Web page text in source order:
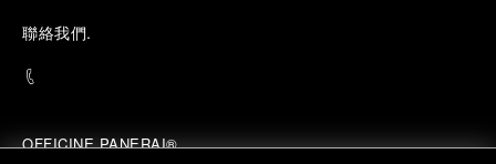
聯絡我們.
OFFICINE PANERAI®